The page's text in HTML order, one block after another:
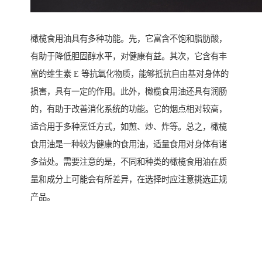
橄榄食用油具有多种功能。先，它富含不饱和脂肪酸，
有助于降低胆固醇水平，对健康有益。其次，它含有丰
富的维生素 E 等抗氧化物质，能够抵抗自由基对身体的
损害，具有一定的作用。此外，橄榄食用油还具有润肠
的，有助于改善消化系统的功能。它的烟点相对较高，
适合用于多种烹饪方式，如煎、炒、炸等。总之，橄榄
食用油是一种较为健康的食用油，适量食用对身体有诸
多益处。需要注意的是，不同和种类的橄榄食用油在质
量和成分上可能会有所差异，在选择时应注意挑选正规
产品。